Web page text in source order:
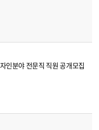
인분야 전문직 직원 공개모집